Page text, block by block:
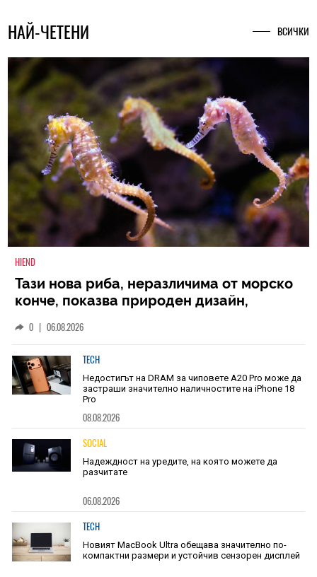
НАЙ-ЧЕТЕНИ ВСИЧКИ
HIEND
Тази нова риба, неразличима от морско
конче, показва природен дизайн,
0 | 06.08.2026
TECH
Недостигът на DRAM за чиповете A20 Pro може да
застраши значително наличностите на iPhone 18
Pro
08.08.2026
SOCIAL
Надеждност на уредите, на която можете да
разчитате
06.08.2026
TECH
Новият MacBook Ultra обещава значително по-
компактни размери и устойчив сензорен дисплей